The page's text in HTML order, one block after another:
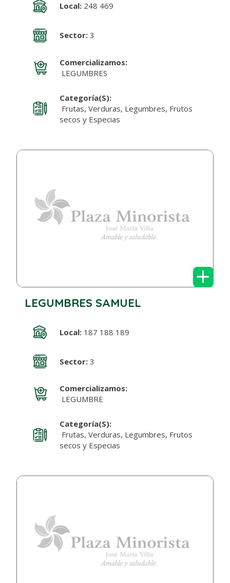
Local:248 469
Sector:3
Comercializamos:
LEGUMBRES
Categoría(s):
Frutas, Verduras, Legumbres, Frutos
secos y Especias
+
LEGUMBRES SAMUEL
Local:187 188 189
Sector:3
Comercializamos:
LEGUMBRE
Categoría(s):
Frutas, Verduras, Legumbres, Frutos
secos y Especias